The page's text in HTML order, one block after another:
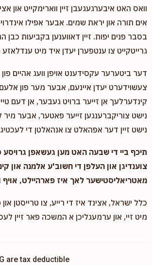
וואס האט איבערגעגעבן זיין ווארימקייט און
אים תורה און יראת שמים. אבער אפילו
בסבר פנים יפות. זיין דאווענען בקביעות כבן
גרייטקייט צו ענטפערן יעדן איד מיט
דער ביטערער עקסידענט אויפן וועג אהיים
צעשוידערט יעדן איינעם, אבער מער פון
קינדערלעך אן זייער ברויט געבער, אן דעם
נישט צוריקברענגען זייער פאטער, אבער
נישט זיין דער אפהאלט צו אנהאלטן די
תיכף ביי די שבעה האט מען געשאפן גרויסע
צוענדיגן און העלפן די חשוב'ע אלמנה און
מאטריאליסטישער לאך איז פארהיילט, אויף
כלל ישראל, אצינד איז די רייע, צו טרייסטן און
מיט זיי, און ערמעגליכן א המשכה פאר זיין
are tax deductible